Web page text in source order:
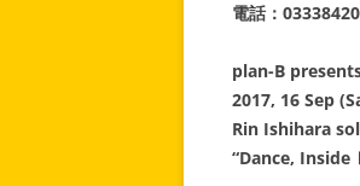
電話：
plan-B
2017, 16 Sep
Rin Ishihara
“Dance, Inside